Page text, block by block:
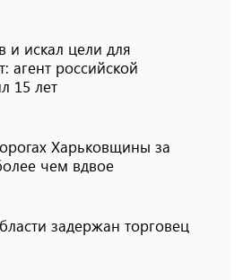
и искал цели для
агент российской
15 лет
Харьковщины за
чем вдвое
задержан торговец